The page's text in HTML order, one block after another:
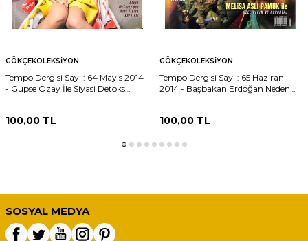
GÖKÇEKOLEKSIYON
Tempo Dergisi Sayı : 64 Mayıs 2014
- Gupse Özay İle Siyasi Detoks
100,00 TL
GÖKÇEKOLEKSIYON
Tempo Dergisi Sayı : 65 Haziran
2014 - Başbakan Erdoğan Neden
100,00TL
SOSYAL MEDYA